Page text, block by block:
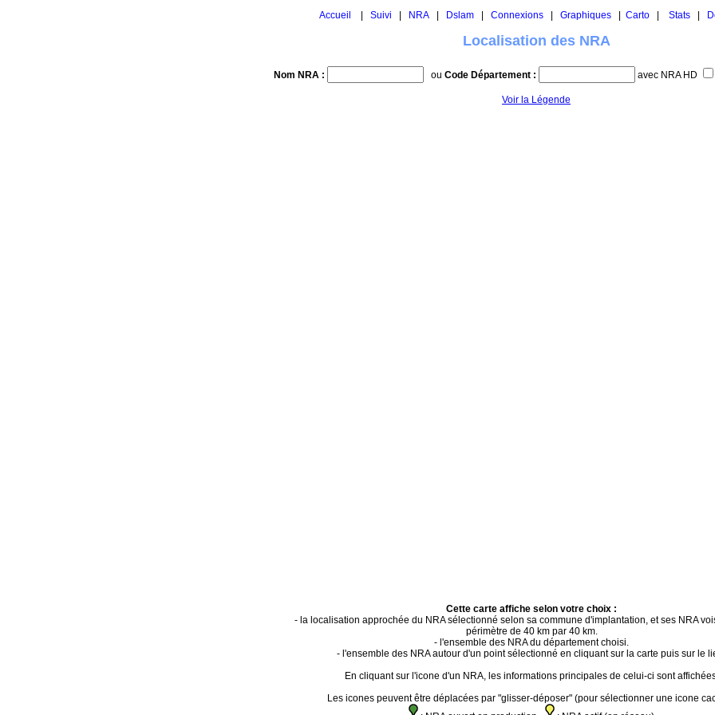
Accueil Suivi NRA Dslam Connexions Graphiques Carto Stats
Localisation des NRA
Nom NRA : ou Code Département : avec NRA HD
Voir la Légende
Cette carte affiche selon votre choix :
- la localisation approchée du NRA sélectionné selon sa commune d'implantation, et ses NRA
périmètre de 40 km par 40 km.
- l'ensemble des NRA du département choisi.
- l'ensemble des NRA autour d'un point sélectionné en cliquant sur la carte puis sur le
En cliquant sur l'icone d'un NRA, les informations principales de celui-ci sont
Les icones peuvent être déplacées par "glisser-déposer" (pour sélectionner une icone